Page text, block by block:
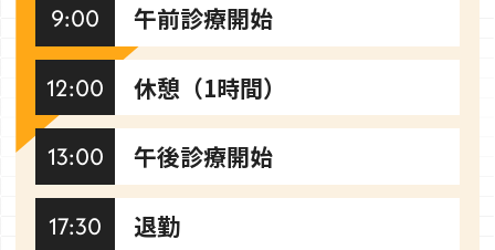
9:00 午前診療開始
12:00 休憩（1時間）
13:00 午後診療開始
17:30 退勤